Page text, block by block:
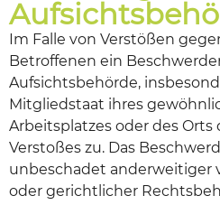
Im Falle von Verstößen
Betroffenen ein
Aufsichtsbehörde,
Mitgliedstaat ihres
Arbeitsplatzes oder des
Verstoßes zu. Das
unbeschadet anderweitiger
oder gerichtlicher